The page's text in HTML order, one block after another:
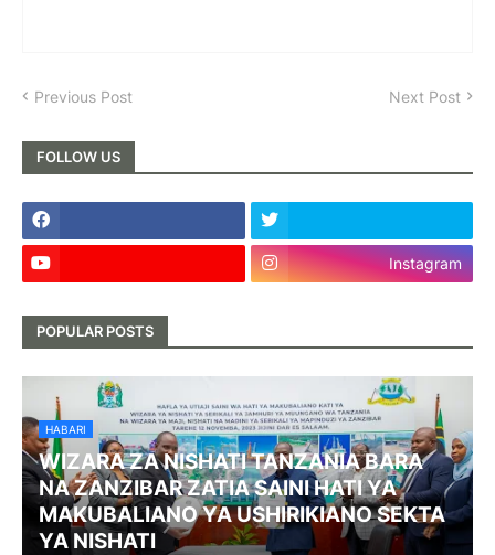
Previous Post Next Post
FOLLOW US
Instagram
POPULAR POSTS
HABARI
WIZARA ZA NISHATI TANZANIA BARA
NA ZANZIBAR ZATIA SAINI HATI YA
MAKUBALIANO YA USHIRIKIANO SEKTA
YA NISHATI